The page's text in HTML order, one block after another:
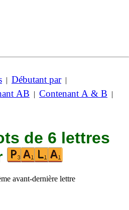
| Débutant par|
AB | Contenant A & B |
de 6 lettres
avant-dernière lettre